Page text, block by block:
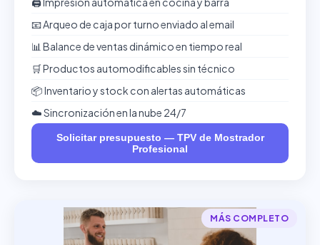
📧 Arqueo de caja por turno enviado al email
📊 Balance de ventas dinámico en tiempo real
🛒 Productos automodificables sin técnico
📦 Inventario y stock con alertas automáticas
☁️ Sincronización en la nube 24/7
Solicitar presupuesto — TPV de Mostrador
Profesional
MÁS COMPLETO